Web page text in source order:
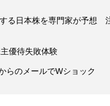
る日本株を専門家が予想
優待失敗体験
のメールでWショック